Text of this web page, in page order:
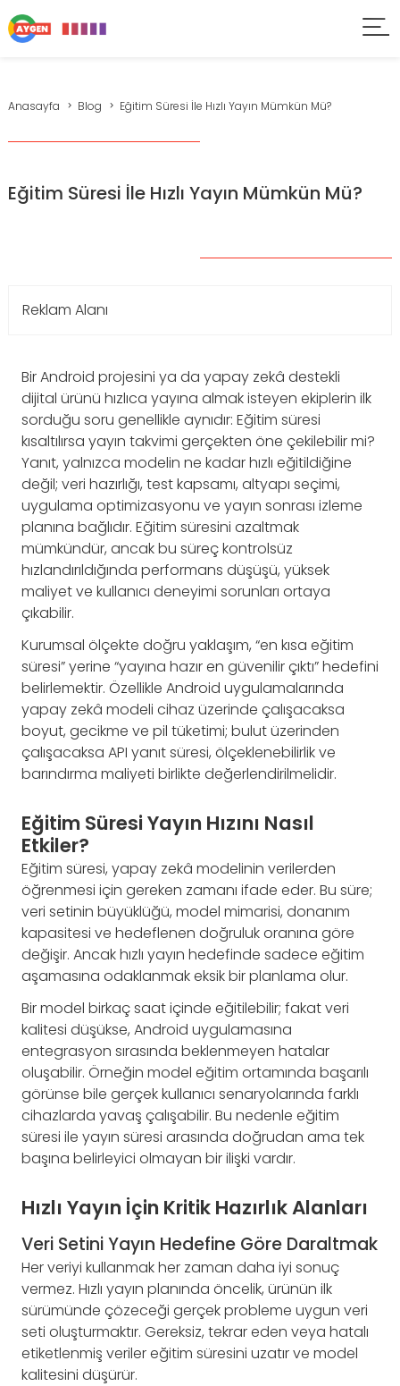
Anasayfa Blog Eğitim Süresi İle Hızlı Yayın Mümkün Mü?
Eğitim Süresi İle Hızlı Yayın Mümkün Mü?
Reklam Alanı
Bir Android projesini ya da yapay zekâ destekli
dijital ürünü hızlıca yayına almak isteyen ekiplerin ilk
sorduğu soru genellikle aynıdır: Eğitim süresi
kısaltılırsa yayın takvimi gerçekten öne çekilebilir mi?
Yanıt, yalnızca modelin ne kadar hızlı eğitildiğine
değil; veri hazırlığı, test kapsamı, altyapı seçimi,
uygulama optimizasyonu ve yayın sonrası izleme
planına bağlıdır. Eğitim süresini azaltmak
mümkündür, ancak bu süreç kontrolsüz
hızlandırıldığında performans düşüşü, yüksek
maliyet ve kullanıcı deneyimi sorunları ortaya
çıkabilir.
Kurumsal ölçekte doğru yaklaşım, “en kısa eğitim
süresi” yerine “yayına hazır en güvenilir çıktı” hedefini
belirlemektir. Özellikle Android uygulamalarında
yapay zekâ modeli cihaz üzerinde çalışacaksa
boyut, gecikme ve pil tüketimi; bulut üzerinden
çalışacaksa API yanıt süresi, ölçeklenebilirlik ve
barındırma maliyeti birlikte değerlendirilmelidir.
Eğitim Süresi Yayın Hızını Nasıl
Etkiler?
Eğitim süresi, yapay zekâ modelinin verilerden
öğrenmesi için gereken zamanı ifade eder. Bu süre;
veri setinin büyüklüğü, model mimarisi, donanım
kapasitesi ve hedeflenen doğruluk oranına göre
değişir. Ancak hızlı yayın hedefinde sadece eğitim
aşamasına odaklanmak eksik bir planlama olur.
Bir model birkaç saat içinde eğitilebilir; fakat veri
kalitesi düşükse, Android uygulamasına
entegrasyon sırasında beklenmeyen hatalar
oluşabilir. Örneğin model eğitim ortamında başarılı
görünse bile gerçek kullanıcı senaryolarında farklı
cihazlarda yavaş çalışabilir. Bu nedenle eğitim
süresi ile yayın süresi arasında doğrudan ama tek
başına belirleyici olmayan bir ilişki vardır.
Hızlı Yayın İçin Kritik Hazırlık Alanları
Veri Setini Yayın Hedefine Göre Daraltmak
Her veriyi kullanmak her zaman daha iyi sonuç
vermez. Hızlı yayın planında öncelik, ürünün ilk
sürümünde çözeceği gerçek probleme uygun veri
seti oluşturmaktır. Gereksiz, tekrar eden veya hatalı
etiketlenmiş veriler eğitim süresini uzatır ve model
kalitesini düşürür.